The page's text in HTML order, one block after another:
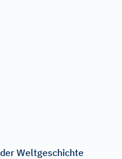
Weltgeschichte